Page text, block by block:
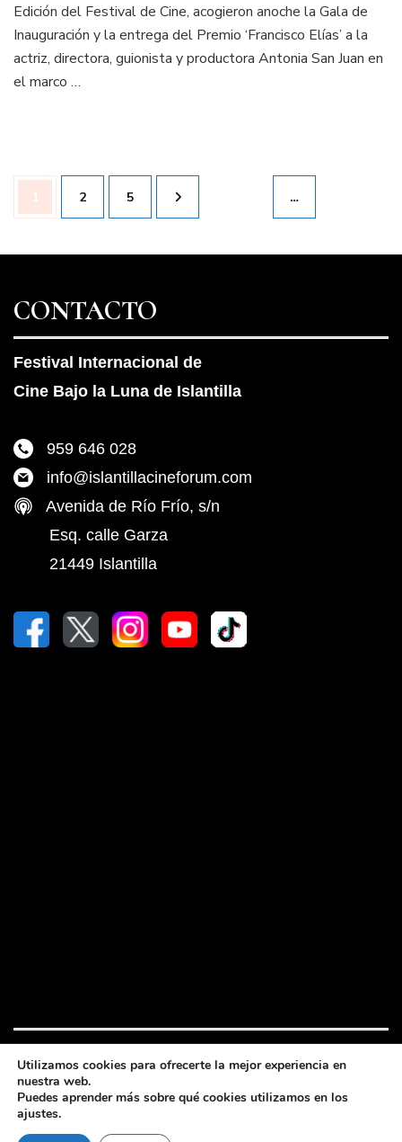
Edición del Festival de Cine, acogieron anoche la Gala de
Inauguración y la entrega del Premio ‘Francisco Elías’ a la
actriz, directora, guionista y productora Antonia San Juan en
el marco …
Paginación
dePágina
1 Página
2 …
Página
5
Utilizamos cookies para ofrecerte la mejor experiencia en
nuestra web.
Puedes aprender más sobre qué cookies utilizamos en los
ajustes.
CONTACTO
Festival Internacional de
Cine Bajo la Luna de Islantilla
959 646 028
info@islantillacineforum.com
Avenida de Río Frío, s/n
Esq. calle Garza
21449 Islantilla
2026 © Todos los derechos reservados